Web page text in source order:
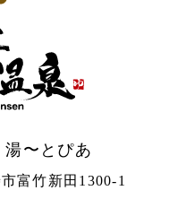
〜とぴあ
富竹新田1300-1